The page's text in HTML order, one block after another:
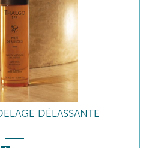
DÉLASSANTE